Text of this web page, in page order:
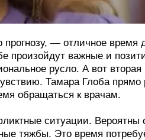
— отличное время
произойдут важные и
русло. А вот вторая
Тамара Глоба прямо
обращаться к врачам.
ситуации. Вероятны
тяжбы. Это время